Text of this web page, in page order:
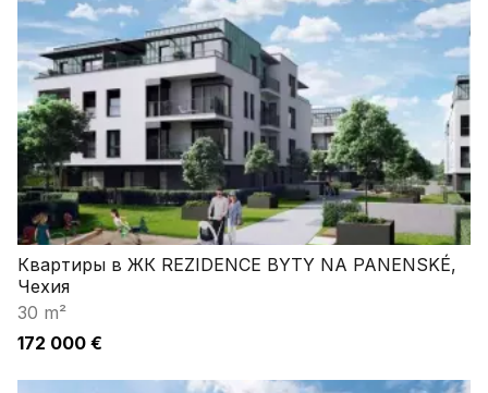
Квартиры в ЖК REZIDENCE BYTY NA PANENSKÉ,
Чехия
30 m²
172 000 €